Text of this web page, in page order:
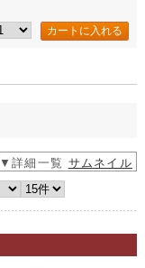
▼詳細一覧 サムネイル